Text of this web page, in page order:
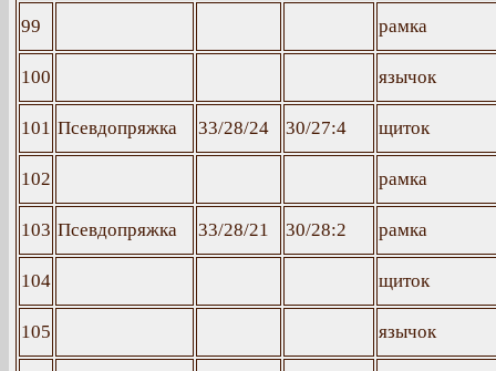
99 рамка
100 язычок
101 Псевдопряжка 33/28/24 30/27:4 щиток
102 рамка
103 Псевдопряжка 33/28/21 30/28:2 рамка
104 щиток
105 язычок